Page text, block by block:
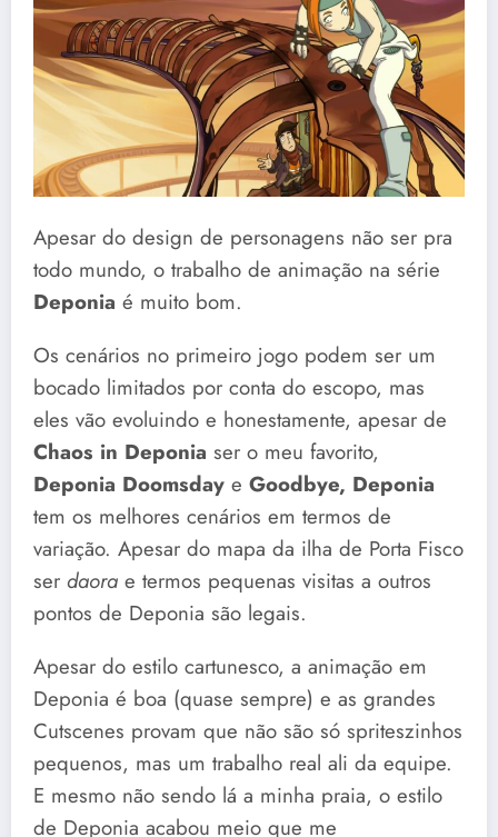
Apesar do design de personagens não ser pra
todo mundo, o trabalho de animação na série
Deponia é muito bom.
Os cenários no primeiro jogo podem ser um
bocado limitados por conta do escopo, mas
eles vão evoluindo e honestamente, apesar de
Chaos in Deponia ser o meu favorito,
Deponia Doomsday e Goodbye, Deponia
tem os melhores cenários em termos de
variação. Apesar do mapa da ilha de Porta Fisco
ser daora e termos pequenas visitas a outros
pontos de Deponia são legais.
Apesar do estilo cartunesco, a animação em
Deponia é boa (quase sempre) e as grandes
Cutscenes provam que não são só spriteszinhos
pequenos, mas um trabalho real ali da equipe.
E mesmo não sendo lá a minha praia, o estilo
de Deponia acabou meio que me